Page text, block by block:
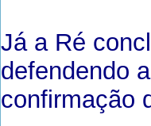
Já a Ré
defendendo
confirmação